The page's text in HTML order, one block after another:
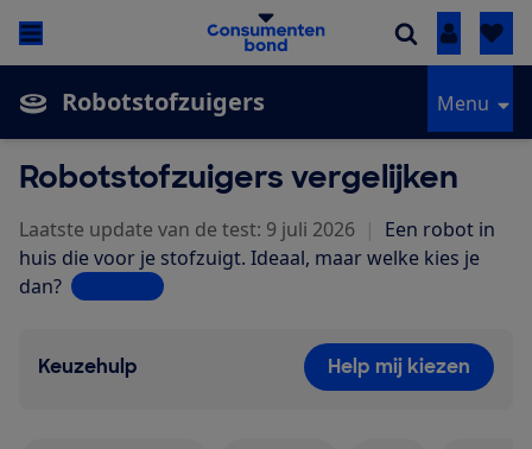
Inloggen
Robotstofzuigers Menu
Robotstofzuigers vergelijken
Laatste update van de test: 9 juli 2026 | Een robot in
huis die voor je stofzuigt. Ideaal, maar welke kies je
dan? Lees meer
Keuzehulp Help mij kiezen